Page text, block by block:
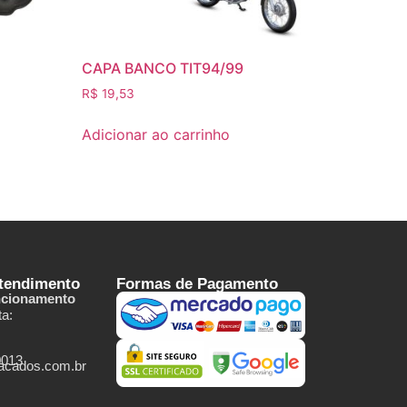
CAPA BANCO TIT94/99
R$ 19,53
Adicionar ao carrinho
Formas de Pagamento